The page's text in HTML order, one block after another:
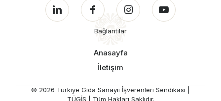
Bağlantılar
Anasayfa
İletişim
© 2026 Türkiye Gıda Sanayii İşverenleri Sendikası |
TÜGİS | Tüm Hakları Saklıdır.